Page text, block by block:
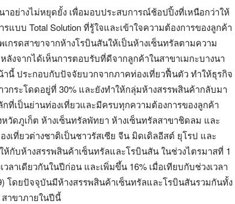
อย่างไม่หยุดยั้ง เพื่อมอบประสบการณ์ช้อปปิ้งที่เหนือกว่าให้
บบ Total Solution ที่รู้ใจและเข้าใจความต้องการของลูกค้า
กรดสาขาจากห้างโรบินสันให้เป็นห้างเซ็นทรัลตามความ
งจากได้เห็นการตอบรับที่ดีจากลูกค้าในสาขาเมกะบางนา
นี้ ประกอบกับปัจจัยบวกจากภาคท่องเที่ยวฟื้นตัว ทำให้ธุรกิจ
กระโดดอยู่ที่ 30% และยังทำให้กลุ่มห้างสรรพสินค้ากลับมา
ที่เป็นย่านท่องเที่ยวและมีครบทุกความต้องการของลูกค้า
วัดภูเก็ต ห้างเซ็นทรัลพัทยา ห้างเซ็นทรัลสาขาชิดลม และ
เที่ยวต่างชาติเป็นชาวรัสเซีย จีน มิดเดิลอีสต์ ยุโรป และ
กับห้างสรรพสินค้าเซ็นทรัลและโรบินสัน ในช่วงไตรมาสที่ 1
ลาเดียวกันในปีก่อน และเพิ่มขึ้น 16% เมื่อเทียบกับช่วงเวลา
โดยปัจจุบันมีห้างสรรพสินค้าเซ็นทรัลและโรบินสันรวมกันทั้ง
าขาภายในปีนี้